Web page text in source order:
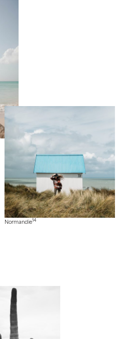
Normandie14